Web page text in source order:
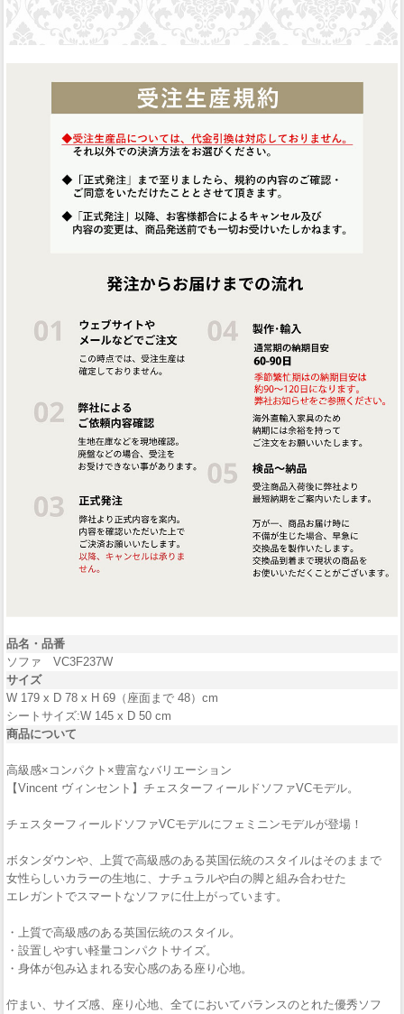
品名・品番
ソファ VC3F237W
サイズ
W 179 x D 78 x H 69（座面まで 48）cm
シートサイズ:W 145 x D 50 cm
商品について
高級感×コンパクト×豊富なバリエーション
【Vincent ヴィンセント】チェスターフィールドソファVCモデル。
チェスターフィールドソファVCモデルにフェミニンモデルが登場！
ボタンダウンや、上質で高級感のある英国伝統のスタイルはそのままで
女性らしいカラーの生地に、ナチュラルや白の脚と組み合わせた
エレガントでスマートなソファに仕上がっています。
・上質で高級感のある英国伝統のスタイル。
・設置しやすい軽量コンパクトサイズ。
・身体が包み込まれる安心感のある座り心地。
佇まい、サイズ感、座り心地、全てにおいてバランスのとれた優秀ソフ